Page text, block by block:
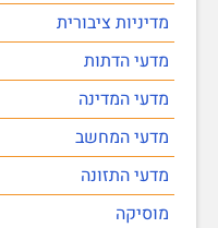
מדיניות ציבורית
מדעי הדתות
מדעי המדינה
מדעי המחשב
מדעי התזונה
מוסיקה